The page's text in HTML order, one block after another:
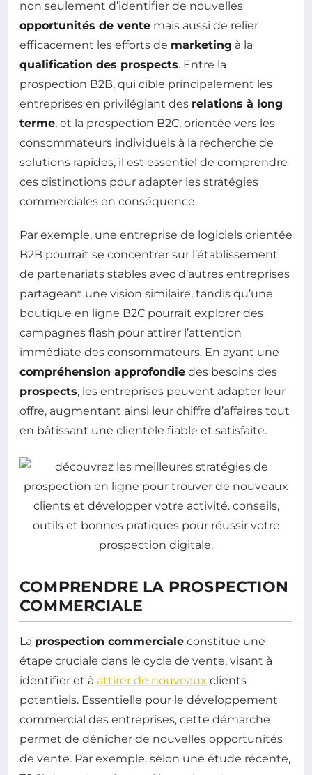
non seulement d’identifier de nouvelles
opportunités de vente mais aussi de relier
efficacement les efforts de marketing à la
qualification des prospects. Entre la
prospection B2B, qui cible principalement les
entreprises en privilégiant des relations à long
terme, et la prospection B2C, orientée vers les
consommateurs individuels à la recherche de
solutions rapides, il est essentiel de comprendre
ces distinctions pour adapter les stratégies
commerciales en conséquence.
Par exemple, une entreprise de logiciels orientée
B2B pourrait se concentrer sur l’établissement
de partenariats stables avec d’autres entreprises
partageant une vision similaire, tandis qu’une
boutique en ligne B2C pourrait explorer des
campagnes flash pour attirer l’attention
immédiate des consommateurs. En ayant une
compréhension approfondie des besoins des
prospects, les entreprises peuvent adapter leur
offre, augmentant ainsi leur chiffre d’affaires tout
en bâtissant une clientèle fiable et satisfaite.
COMPRENDRE LA PROSPECTION
COMMERCIALE
La prospection commerciale constitue une
étape cruciale dans le cycle de vente, visant à
identifier et à attirer de nouveaux clients
potentiels. Essentielle pour le développement
commercial des entreprises, cette démarche
permet de dénicher de nouvelles opportunités
de vente. Par exemple, selon une étude récente,